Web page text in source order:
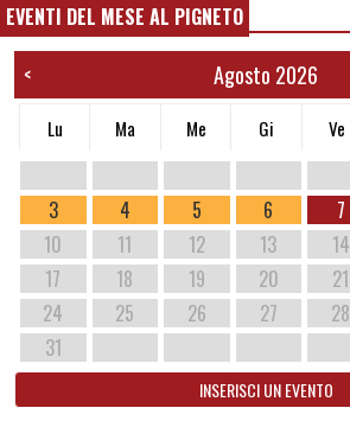
EVENTI DEL MESE AL PIGNETO
< Agosto 2026
Lu Ma Me Gi Ve
3
4 5 6 7
10
11 12 13 14
17
18 19 20 21
24
25 26 27 28
31
INSERISCI UN EVENTO